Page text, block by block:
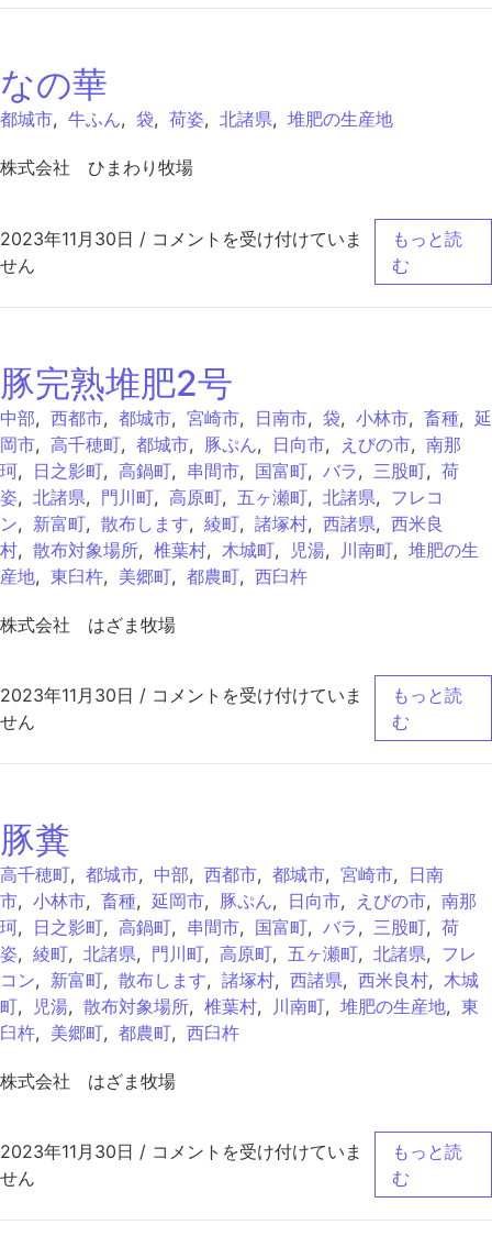
なの華
都城市, 牛ふん, 袋, 荷姿, 北諸県, 堆肥の生産地
株式会社 ひまわり牧場
2023年11月30日 / なの華 は
コメントを受け付けていま
せん
もっと読
む
豚完熟堆肥2号
中部, 西都市, 都城市, 宮崎市, 日南市, 袋, 小林市, 畜種, 延
岡市, 高千穂町, 都城市, 豚ぷん, 日向市, えびの市, 南那
珂, 日之影町, 高鍋町, 串間市, 国富町, バラ, 三股町, 荷
姿, 北諸県, 門川町, 高原町, 五ヶ瀬町, 北諸県, フレコ
ン, 新富町, 散布します, 綾町, 諸塚村, 西諸県, 西米良
村, 散布対象場所, 椎葉村, 木城町, 児湯, 川南町, 堆肥の生
産地, 東臼杵, 美郷町, 都農町, 西臼杵
株式会社 はざま牧場
2023年11月30日 / 豚完熟堆肥2号 は
コメントを受け付けていま
せん
もっと読
む
豚糞
高千穂町, 都城市, 中部, 西都市, 都城市, 宮崎市, 日南
市, 小林市, 畜種, 延岡市, 豚ぷん, 日向市, えびの市, 南那
珂, 日之影町, 高鍋町, 串間市, 国富町, バラ, 三股町, 荷
姿, 綾町, 北諸県, 門川町, 高原町, 五ヶ瀬町, 北諸県, フレ
コン, 新富町, 散布します, 諸塚村, 西諸県, 西米良村, 木城
町, 児湯, 散布対象場所, 椎葉村, 川南町, 堆肥の生産地, 東
臼杵, 美郷町, 都農町, 西臼杵
株式会社 はざま牧場
2023年11月30日 / 豚糞 は
コメントを受け付けていま
せん
もっと読
む